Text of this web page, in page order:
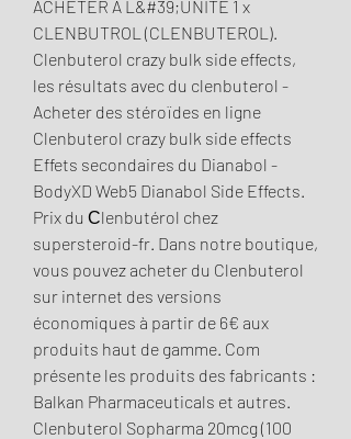
ACHETER A L&#39;UNITE 1 x
CLENBUTROL (CLENBUTEROL).
Clenbuterol crazy bulk side effects,
les résultats avec du clenbuterol -
Acheter des stéroïdes en ligne
Clenbuterol crazy bulk side effects
Effets secondaires du Dianabol -
BodyXD Web5 Dianabol Side Effects.
Prix du Сlenbutérol chez
supersteroid-fr. Dans notre boutique,
vous pouvez acheter du Clenbuterol
sur internet des versions
économiques à partir de 6€ aux
produits haut de gamme. Com
présente les produits des fabricants :
Balkan Pharmaceuticals et autres.
Clenbuterol Sopharma 20mcg (100